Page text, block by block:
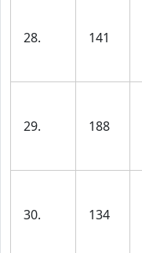
28. 141
29. 188
30. 134